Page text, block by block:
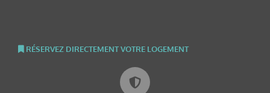
RÉSERVEZ DIRECTEMENT VOTRE LOGEMENT